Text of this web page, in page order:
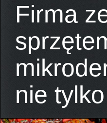
Firma
nie tylko